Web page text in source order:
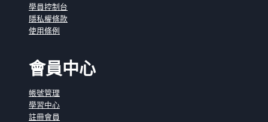
學員控制台
隱私權條款
使用條例
會員中心
帳號管理
學習中心
註冊會員